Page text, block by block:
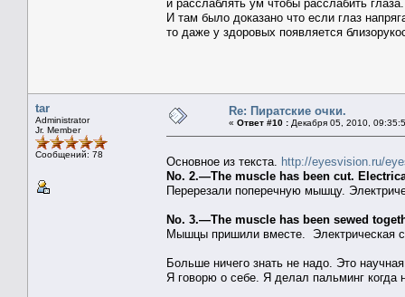
и расслаблять ум чтобы расслабить глаза.
И там было доказано что если глаз
то даже у здоровых появляется
tar
Administrator
Jr. Member
Сообщений: 78
Re: Пиратские очки.
« Ответ #10 : Декабря 05, 2010,
Основное из текста. http://eyesvision.ru/
No. 2.—The muscle has been cut.
Перерезали поперечную мышцу.
No. 3.—The muscle has been sewed
Мышцы пришили вместе. Электрическая
Больше ничего знать не надо. Это
Я говорю о себе. Я делал пальминг когда